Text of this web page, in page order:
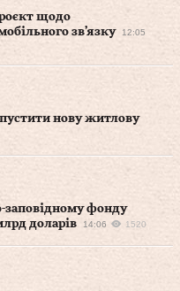
щодо
звʼязку
12:05
нову житлову
заповідному фонду
доларів
14:06 1520